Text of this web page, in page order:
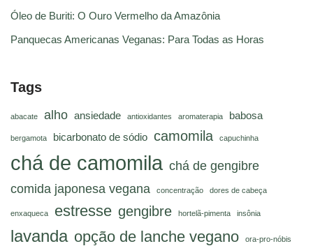
Óleo de Buriti: O Ouro Vermelho da Amazônia
Panquecas Americanas Veganas: Para Todas as Horas
Tags
abacate alho ansiedade antioxidantes aromaterapia babosa
bergamota bicarbonato de sódio camomila capuchinha
chá de camomila chá de gengibre
comida japonesa vegana
concentração dores de cabeça
enxaqueca estresse gengibre hortelã-pimenta insônia
lavanda opção de lanche vegano ora-pro-nóbis